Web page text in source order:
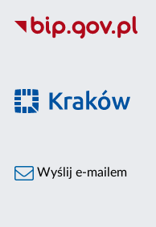
Wyślij e-mailem